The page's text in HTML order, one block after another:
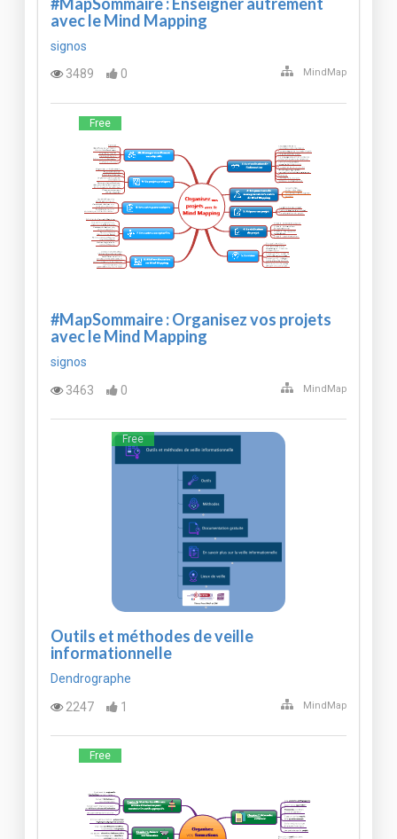
avec le Mind Mapping
signos
3489
0 MindMap
Free
#MapSommaire : Organisez vos projets
avec le Mind Mapping
signos
3463
0 MindMap
Free
Outils et méthodes de veille
informationnelle
Dendrographe
2247
1 MindMap
Free